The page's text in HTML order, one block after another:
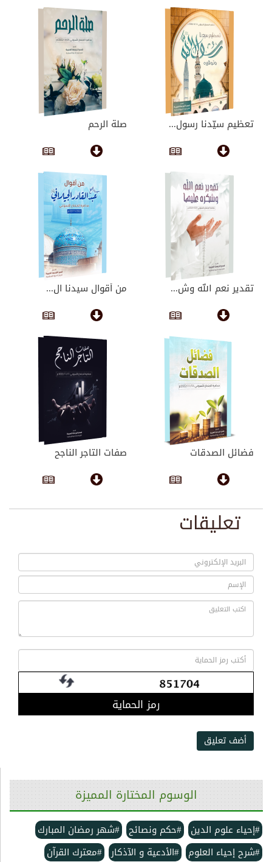
الوسوم المختارة المميزة
#إحياء علوم الدين #حكم ونصائح #شهر رمضان المبارك
#شرح إحياء العلوم #الأدعية و الآذكار #معترك القرآن
تعظيم سيّدنا رسول... صلة الرحم
تقدير نعم الله وش... من أقوال سيدنا ال...
فضائل الصدقات صفات التاجر الناجح
تعليقات
رمز الحماية
أضف تعليق